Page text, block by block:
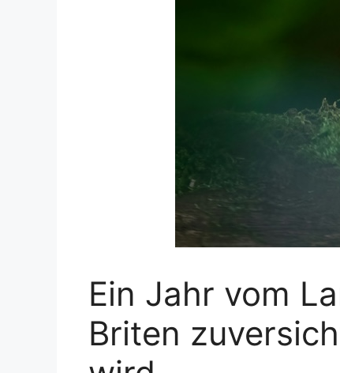
Ein Jahr vom
Briten